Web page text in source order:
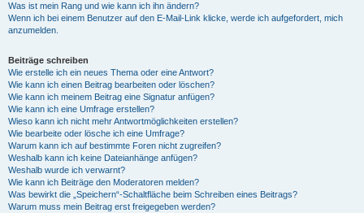
Was ist mein Rang und wie kann ich ihn ändern?
Wenn ich bei einem Benutzer auf den E-Mail-Link klicke, werde ich aufgefordert, mich
anzumelden.
Beiträge schreiben
Wie erstelle ich ein neues Thema oder eine Antwort?
Wie kann ich einen Beitrag bearbeiten oder löschen?
Wie kann ich meinem Beitrag eine Signatur anfügen?
Wie kann ich eine Umfrage erstellen?
Wieso kann ich nicht mehr Antwortmöglichkeiten erstellen?
Wie bearbeite oder lösche ich eine Umfrage?
Warum kann ich auf bestimmte Foren nicht zugreifen?
Weshalb kann ich keine Dateianhänge anfügen?
Weshalb wurde ich verwarnt?
Wie kann ich Beiträge den Moderatoren melden?
Was bewirkt die „Speichern“-Schaltfläche beim Schreiben eines Beitrags?
Warum muss mein Beitrag erst freigegeben werden?